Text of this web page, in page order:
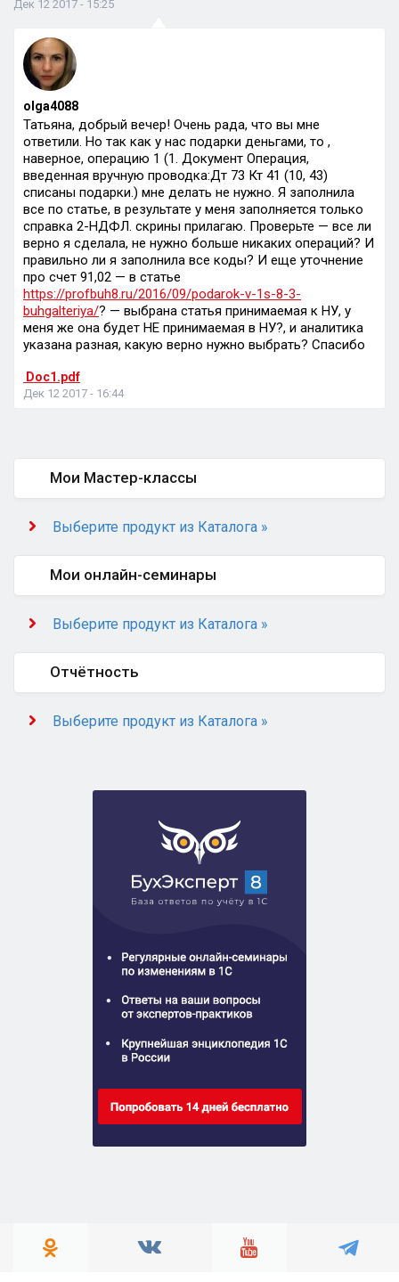
Дек 12 2017 - 15:25
olga4088
Татьяна, добрый вечер! Очень рада, что вы мне
ответили. Но так как у нас подарки деньгами, то ,
наверное, операцию 1 (1. Документ Операция,
введенная вручную проводка:Дт 73 Кт 41 (10, 43)
списаны подарки.) мне делать не нужно. Я заполнила
все по статье, в результате у меня заполняется только
справка 2-НДФЛ. скрины прилагаю. Проверьте — все ли
верно я сделала, не нужно больше никаких операций? И
правильно ли я заполнила все коды? И еще уточнение
про счет 91,02 — в статье
https://profbuh8.ru/2016/09/podarok-v-1s-8-3-
buhgalteriya/? — выбрана статья принимаемая к НУ, у
меня же она будет НЕ принимаемая в НУ?, и аналитика
указана разная, какую верно нужно выбрать? Спасибо
Doc1.pdf
Дек 12 2017 - 16:44
Мои Мастер-классы
Выберите продукт из Каталога »
Мои онлайн-семинары
Выберите продукт из Каталога »
Отчётность
Выберите продукт из Каталога »